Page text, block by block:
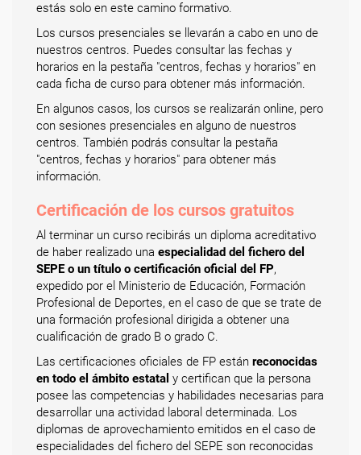
estás solo en este camino formativo.
Los cursos presenciales se llevarán a cabo en uno de
nuestros centros. Puedes consultar las fechas y
horarios en la pestaña "centros, fechas y horarios" en
cada ficha de curso para obtener más información.
En algunos casos, los cursos se realizarán online, pero
con sesiones presenciales en alguno de nuestros
centros. También podrás consultar la pestaña
"centros, fechas y horarios" para obtener más
información.
Certificación de los cursos gratuitos
Al terminar un curso recibirás un diploma acreditativo
de haber realizado una especialidad del fichero del
SEPE o un título o certificación oficial del FP,
expedido por el Ministerio de Educación, Formación
Profesional de Deportes, en el caso de que se trate de
una formación profesional dirigida a obtener una
cualificación de grado B o grado C.
Las certificaciones oficiales de FP están reconocidas
en todo el ámbito estatal y certifican que la persona
posee las competencias y habilidades necesarias para
desarrollar una actividad laboral determinada. Los
diplomas de aprovechamiento emitidos en el caso de
especialidades del fichero del SEPE son reconocidas